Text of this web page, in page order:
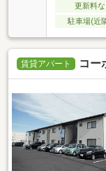
更新料な
駐車場(近
賃貸アパート コー